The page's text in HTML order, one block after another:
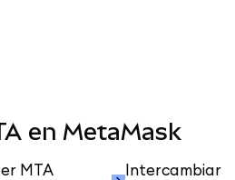
en MetaMask
MTA
Intercambiar